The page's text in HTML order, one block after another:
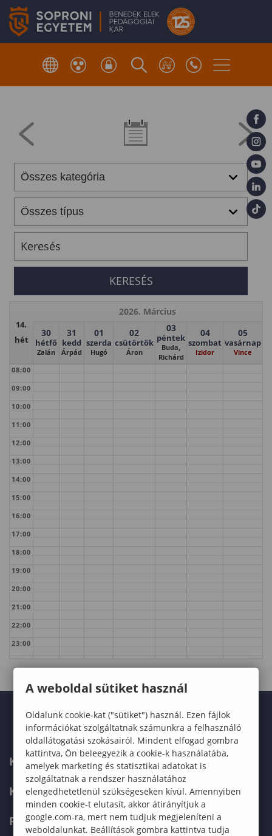
14.
hét
2026. Március
30
hétfő
Zalán
31
kedd
Árpád
01
szerda
Hugó
02
csütörtök
Áron
03
péntek
Buda,
Richárd
04
szombat
Izidor
05
vasárnap
Vince
08:00
09:00
10:00
11:00
12:00
13:00
14:00
15:00
16:00
17:00
18:00
19:00
20:00
21:00
22:00
23:00
KARUNK
KÉPZÉSEK
FELVÉTELIZŐKNEK
A weboldal sütiket használ
Oldalunk cookie-kat ("sütiket") használ. Ezen fájlok
információkat szolgáltatnak számunkra a felhasználó
oldallátogatási szokásairól. Mindent elfogad gombra
kattintva, Ön beleegyezik a cookie-k használatába,
amelyek marketing és statisztikai adatokat is
szolgáltatnak a rendszer használatához
elengedhetetlenül szükségeseken kívül. Amennyiben
minden cookie-t elutasít, akkor átirányítjuk a
google.com-ra, mert nem tudjuk megjeleníteni a
weboldalunkat. Beállítások gombra kattintva tudja